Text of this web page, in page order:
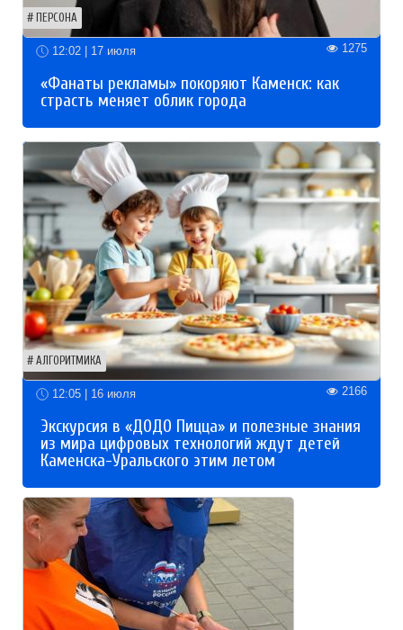
ПЕРСОНА
12:02 | 17 июля 1275
«Фанаты рекламы» покоряют Каменск: как
страсть меняет облик города
АЛГОРИТМИКА
12:05 | 16 июля 2166
Экскурсия в «ДОДО Пицца» и полезные знания
из мира цифровых технологий ждут детей
Каменска-Уральского этим летом